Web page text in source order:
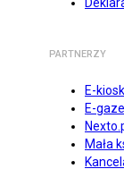
PARTNERZY
E-
E-
Mała